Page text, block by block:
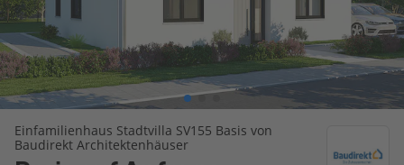
Einfamilienhaus Stadtvilla SV155 Basis von
Baudirekt Architektenhäuser